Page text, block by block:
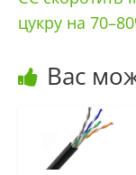
цукру на
Вас